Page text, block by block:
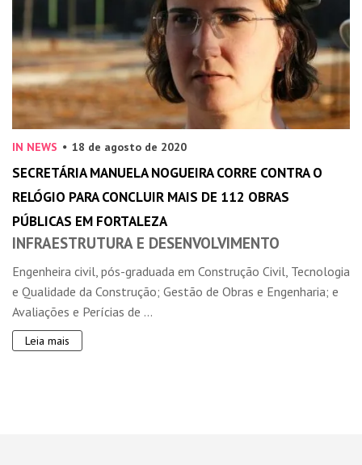
IN NEWS 18 de agosto de 2020
SECRETÁRIA MANUELA NOGUEIRA CORRE CONTRA O
RELÓGIO PARA CONCLUIR MAIS DE 112 OBRAS
PÚBLICAS EM FORTALEZA
INFRAESTRUTURA E DESENVOLVIMENTO
Engenheira civil, pós-graduada em Construção Civil, Tecnologia
e Qualidade da Construção; Gestão de Obras e Engenharia; e
Avaliações e Perícias de ...
Leia mais